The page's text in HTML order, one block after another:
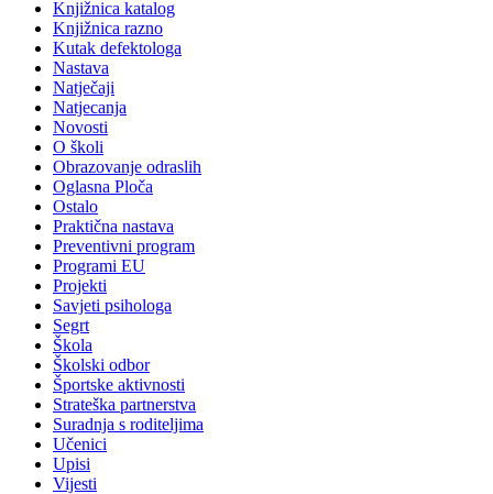
Knjižnica katalog
Knjižnica razno
Kutak defektologa
Nastava
Natječaji
Natjecanja
Novosti
O školi
Obrazovanje odraslih
Oglasna Ploča
Ostalo
Praktična nastava
Preventivni program
Programi EU
Projekti
Savjeti psihologa
Segrt
Škola
Školski odbor
Športske aktivnosti
Strateška partnerstva
Suradnja s roditeljima
Učenici
Upisi
Vijesti